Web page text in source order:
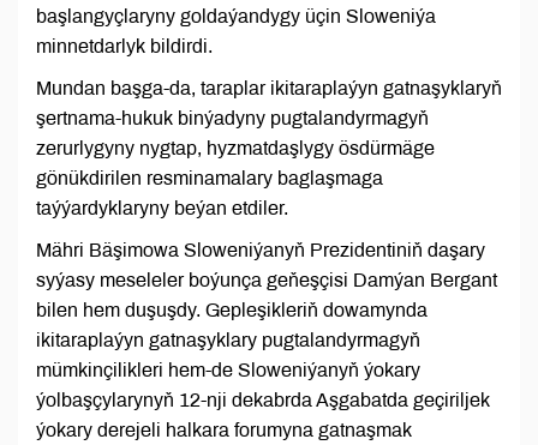
başlangyçlaryny goldaýandygy üçin Sloweniýa
minnetdarlyk bildirdi.
Mundan başga-da, taraplar ikitaraplaýyn gatnaşyklaryň
şertnama-hukuk binýadyny pugtalandyrmagyň
zerurlygyny nygtap, hyzmatdaşlygy ösdürmäge
gönükdirilen resminamalary baglaşmaga
taýýardyklaryny beýan etdiler.
Mähri Bäşimowa Sloweniýanyň Prezidentiniň daşary
syýasy meseleler boýunça geňeşçisi Damýan Bergant
bilen hem duşuşdy. Gepleşikleriň dowamynda
ikitaraplaýyn gatnaşyklary pugtalandyrmagyň
mümkinçilikleri hem-de Sloweniýanyň ýokary
ýolbaşçylarynyň 12-nji dekabrda Aşgabatda geçiriljek
ýokary derejeli halkara forumyna gatnaşmak